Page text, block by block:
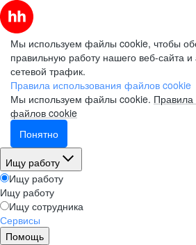
Мы используем файлы cookie, чтобы
правильную работу нашего веб-сайта и
сетевой трафик.
Правила использования файлов cookie
Мы используем файлы cookie. Правила
файлов cookie
Понятно
Ищу работу
Ищу работу
Ищу работу
Ищу сотрудника
Сервисы
Помощь